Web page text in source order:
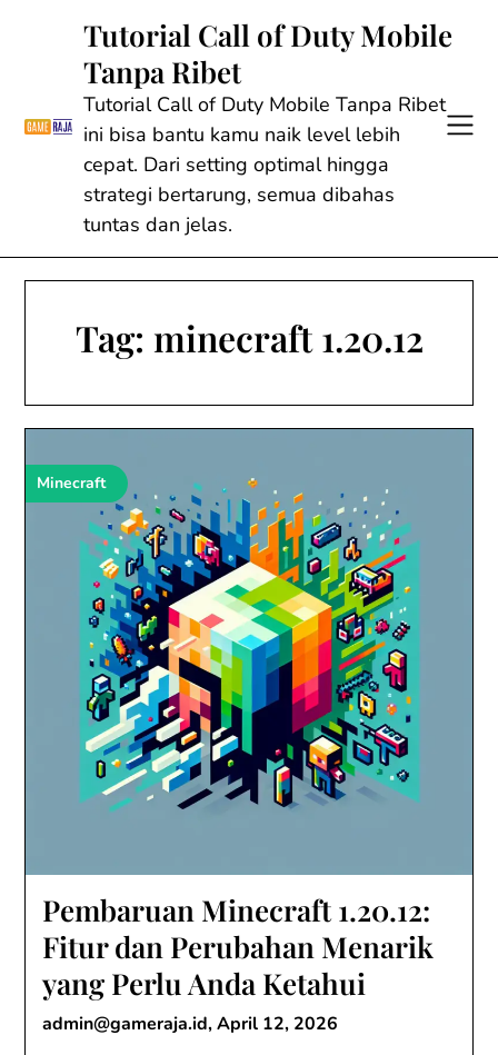
Tutorial Call of Duty Mobile
Tanpa Ribet
Tutorial Call of Duty Mobile Tanpa Ribet
ini bisa bantu kamu naik level lebih
cepat. Dari setting optimal hingga
strategi bertarung, semua dibahas
tuntas dan jelas.
Tag: minecraft 1.20.12
Minecraft
Pembaruan Minecraft 1.20.12:
Fitur dan Perubahan Menarik
yang Perlu Anda Ketahui
admin@gameraja.id,April 12, 2026